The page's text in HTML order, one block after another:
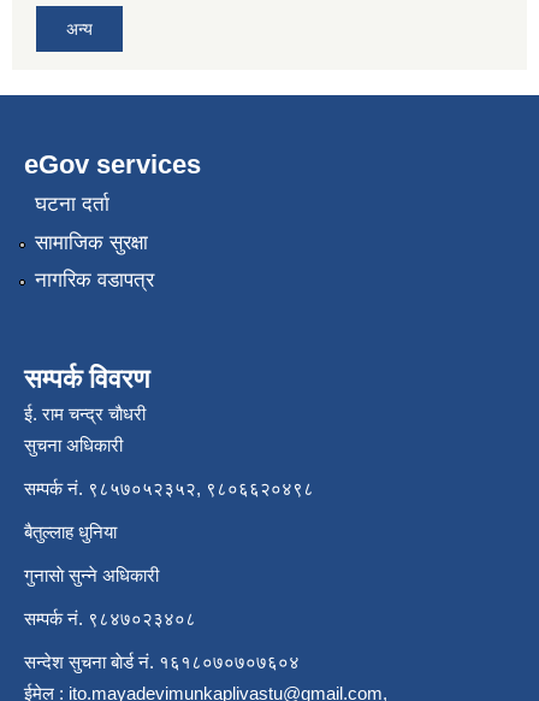
अन्य
eGov services
घटना दर्ता
सामाजिक सुरक्षा
नागरिक वडापत्र
सम्पर्क विवरण
ई. राम चन्द्र चाैधरी
सुचना अधिकारी
सम्पर्क नं. ९८५७०५२३५२, ९८०६६२०४९८
बैतुल्लाह धुनिया
गुनासाे सुन्ने अधिकारी
सम्पर्क नं. ९८४७०२३४०८
सन्देश सुचना बाेर्ड नं. १६१८०७०७०७६०४
ईमेल : ito.mayadevimunkaplivastu@gmail.com,